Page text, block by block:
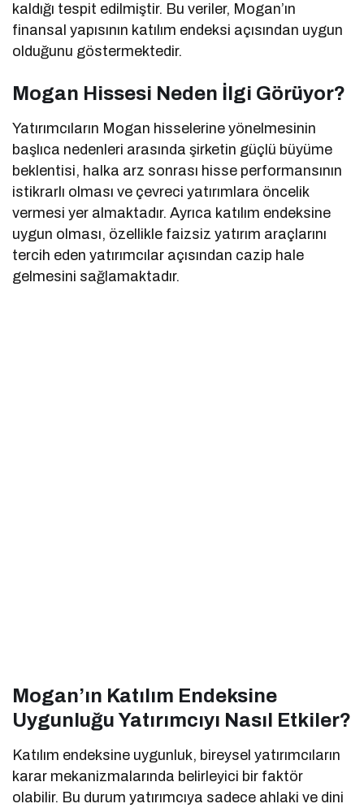
kaldığı tespit edilmiştir. Bu veriler, Mogan’ın
finansal yapısının katılım endeksi açısından uygun
olduğunu göstermektedir.
Mogan Hissesi Neden İlgi Görüyor?
Yatırımcıların Mogan hisselerine yönelmesinin
başlıca nedenleri arasında şirketin güçlü büyüme
beklentisi, halka arz sonrası hisse performansının
istikrarlı olması ve çevreci yatırımlara öncelik
vermesi yer almaktadır. Ayrıca katılım endeksine
uygun olması, özellikle faizsiz yatırım araçlarını
tercih eden yatırımcılar açısından cazip hale
gelmesini sağlamaktadır.
Mogan’ın Katılım Endeksine
Uygunluğu Yatırımcıyı Nasıl Etkiler?
Katılım endeksine uygunluk, bireysel yatırımcıların
karar mekanizmalarında belirleyici bir faktör
olabilir. Bu durum yatırımcıya sadece ahlaki ve dini